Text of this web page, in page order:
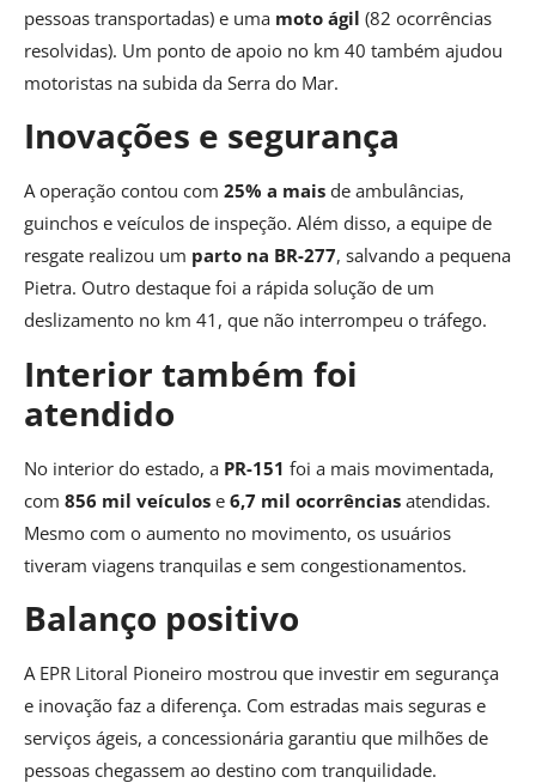
pessoas transportadas) e uma moto ágil (82 ocorrências
resolvidas). Um ponto de apoio no km 40 também ajudou
motoristas na subida da Serra do Mar.
Inovações e segurança
A operação contou com 25% a mais de ambulâncias,
guinchos e veículos de inspeção. Além disso, a equipe de
resgate realizou um parto na BR-277, salvando a pequena
Pietra. Outro destaque foi a rápida solução de um
deslizamento no km 41, que não interrompeu o tráfego.
Interior também foi
atendido
No interior do estado, a PR-151 foi a mais movimentada,
com 856 mil veículos e 6,7 mil ocorrências atendidas.
Mesmo com o aumento no movimento, os usuários
tiveram viagens tranquilas e sem congestionamentos.
Balanço positivo
A EPR Litoral Pioneiro mostrou que investir em segurança
e inovação faz a diferença. Com estradas mais seguras e
serviços ágeis, a concessionária garantiu que milhões de
pessoas chegassem ao destino com tranquilidade.